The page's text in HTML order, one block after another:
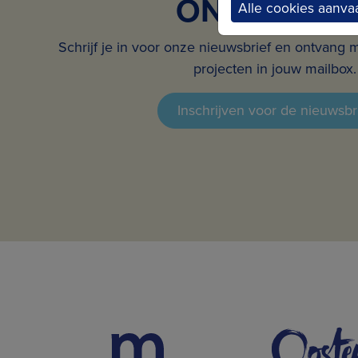
ONS
Schrijf je in voor onze nieuwsbrief en ontvang
projecten in jouw mailbox.
Inschrijven voor de
Alle cookies